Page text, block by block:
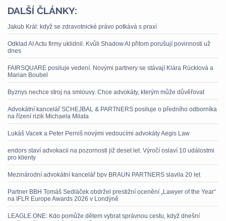
DALŠÍ ČLÁNKY:
Jakub Král: když se zdravotnické právo potkává s praxí
Odklad AI Actu firmy uklidnil. Kvůli Shadow AI přitom porušují povinnosti už
dnes
FAIRSQUARE posiluje vedení. Novými partnery se stávají Klára Rücklová a
Marian Boubel
Byznys nechce stroj na smlouvy. Chce advokáty, kterým může důvěřovat
Advokátní kancelář SCHEJBAL & PARTNERS posiluje o předního odborníka
na řízení rizik Michaela Milata
Lukáš Vacek a Peter Perniš novými vedoucími advokáty Aegis Law
endors staví advokacii na pozornosti již deset let. Výročí oslaví 10 událostmi
pro klienty
Mezinárodní advokátní kancelář bpv BRAUN PARTNERS slavila 20 let
Partner BBH Tomáš Sedláček obdržel prestižní ocenění „Lawyer of the Year“
na IFLR Europe Awards 2026 v Londýně
LEAGLE.ONE: Kdo pomůže dětem vybrat správnou cestu, když dnešní